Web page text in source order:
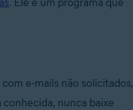
e-mails não solicitados,
nunca baixe